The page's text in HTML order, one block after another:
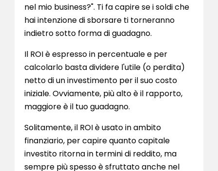
nel mio business?". Ti fa capire se i soldi che
hai intenzione di sborsare ti torneranno
indietro sotto forma di guadagno.
Il ROI è espresso in percentuale e per
calcolarlo basta dividere l'utile (o perdita)
netto di un investimento per il suo costo
iniziale. Ovviamente, più alto è il rapporto,
maggiore è il tuo guadagno.
Solitamente, il ROI è usato in ambito
finanziario, per capire quanto capitale
investito ritorna in termini di reddito, ma
sempre più spesso è sfruttato anche nel